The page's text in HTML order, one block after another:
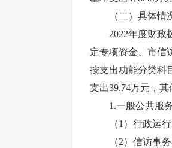
（二）具体情
2022年度财政拨
定专项资金、市信
按支出功能分类科
支出39.74万元，
1.一般公共服务
（1）行政运行
（2）信访事务